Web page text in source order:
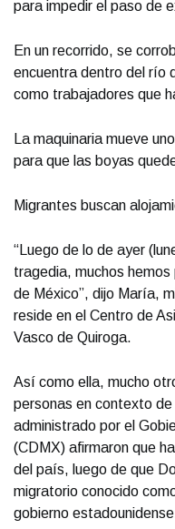
para impedir el paso de
En un recorrido, se
encuentra dentro del río
como trabajadores que
La maquinaria mueve
para que las boyas
Migrantes buscan
“Luego de lo de ayer
tragedia, muchos hemos
de México”, dijo María,
reside en el Centro de
Vasco de Quiroga.
Así como ella, mucho
personas en contexto
administrado por el
(CDMX) afirmaron que
del país, luego de que
migratorio conocido
gobierno